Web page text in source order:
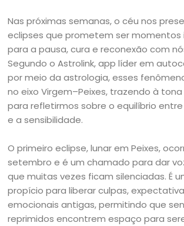
Nas próximas semanas, o céu nos
eclipses que prometem ser
para a pausa, cura e reconexão com
Segundo o Astrolink, app líder em
por meio da astrologia, esses
no eixo Virgem–Peixes, trazendo à
para refletirmos sobre o equilíbrio
e a sensibilidade.
O primeiro eclipse, lunar em Peixes,
setembro e é um chamado para dar
que muitas vezes ficam silenciadas. É
propício para liberar culpas,
emocionais antigas, permitindo que
reprimidos encontrem espaço para